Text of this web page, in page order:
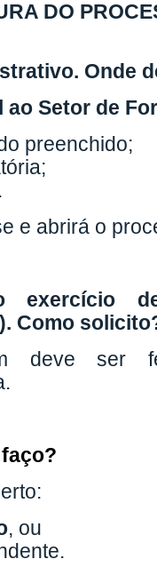
DO
Onde
ao Setor de
preenchido;
e abrirá o
exercício
Como
deve ser
, ou